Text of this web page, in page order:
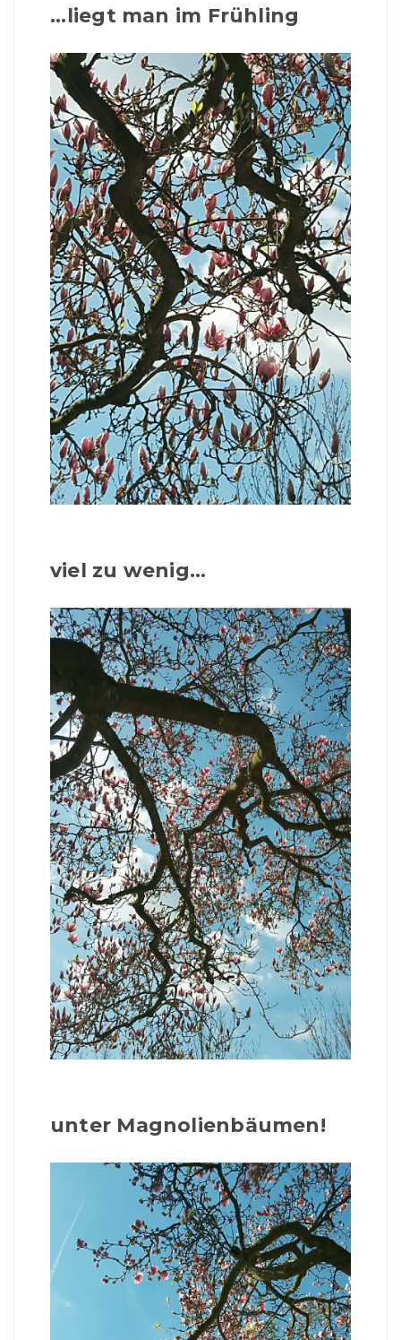
...liegt man im Frühling
viel zu wenig...
unter Magnolienbäumen!